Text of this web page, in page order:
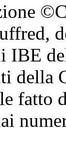
IBE
della
fatto